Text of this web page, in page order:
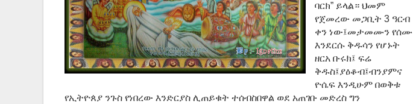
ባርክ” ይላል። ህመም
የጀመረው መጋቢት 3 ዓርብ
ቀን ነው፤መታመሙን የሰሙ
እንደርሱ ቅዱሳን የሆኑት
ዘርአ ቡሩክ፤ ፍሬ
ቅዱስ፤ያዕቆብ፤ብንያምና
ዮሴፍ እንዲሁም በወቅቱ
የኢትዮጰያ ንጉስ የነበረው እንድርያስ ሊጠይቁት ተሰብስበዋል ወደ አጠገቡ መድረስ ግን